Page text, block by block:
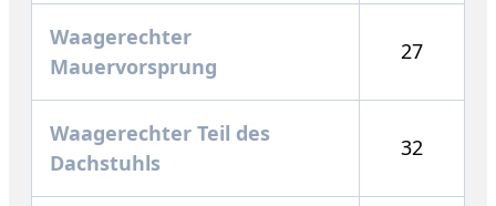
Waagerechter
Mauervorsprung
27
Waagerechter Teil des
Dachstuhls
32